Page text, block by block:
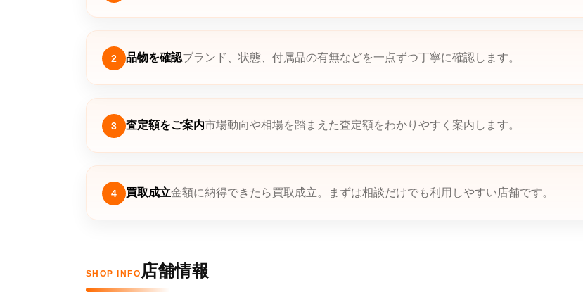
2 品物を確認ブランド、状態、付属品の有無などを一点ずつ丁寧に確認します。
3 査定額をご案内市場動向や相場を踏まえた査定額をわかりやすく案内します。
4 買取成立金額に納得できたら買取成立。まずは相談だけでも利用しやすい店舗です。
SHOP INFO 店舗情報